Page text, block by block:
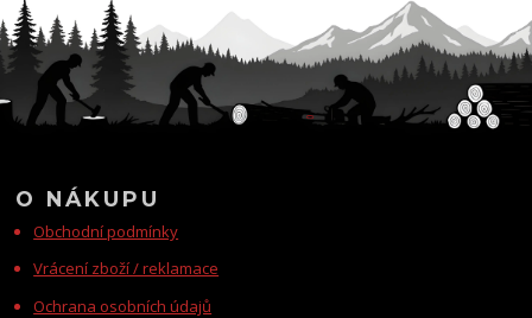
O NÁKUPU
Obchodní podmínky
Vrácení zboží / reklamace
Ochrana osobních údajů